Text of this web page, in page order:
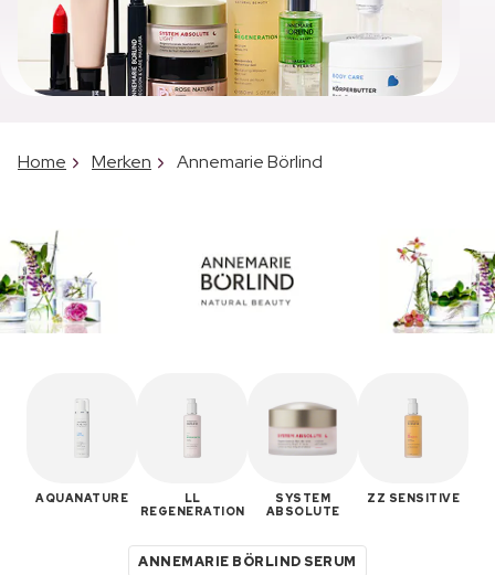
Home Merken Annemarie Börlind
AQUANATURE
LL
REGENERATION
SYSTEM
ABSOLUTE
ZZ SENSITIVE
ANNEMARIE BÖRLIND SERUM